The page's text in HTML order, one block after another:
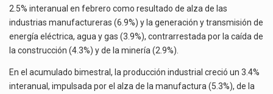
La inversión fija bruta en México registró un aumento de 1.1% interanual en mayo de…
El gobierno de Estados Unidos anunciará un arancel del 15 % sobre los productos fabricados…
El Departamento de Agricultura de Estados Unidos (USDA) suspendió el 5 de agosto de 2026…
EN
FEBRERO
2.5% interanual en febrero como resultado de alza de las
industrias manufactureras (6.9%) y la generación y transmisión de
energía eléctrica, agua y gas (3.9%), contrarrestada por la caída de
la construcción (4.3%) y de la minería (2.9%).
En el acumulado bimestral, la producción industrial creció un 3.4%
interanual, impulsada por el alza de la manufactura (5.3%), de la